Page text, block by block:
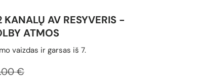
AV RESYVERIS -
ATMOS
vaizdas ir garsas iš 7.
kaina
€